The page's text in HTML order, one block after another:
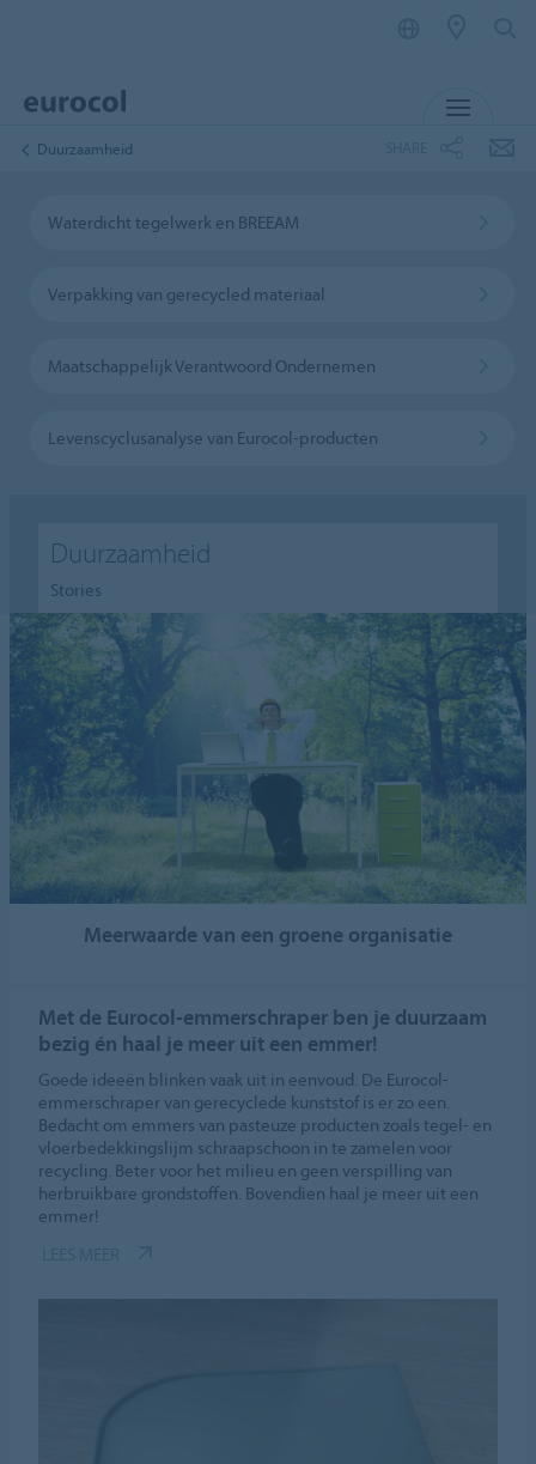
Duurzaamheid
Waterdicht tegelwerk en BREEAM
Verpakking van gerecycled materiaal
Maatschappelijk Verantwoord Ondernemen
Levenscyclusanalyse van Eurocol-producten
Duurzaamheid
Stories
Meerwaarde van een groene organisatie
Met de Eurocol-emmerschraper ben je duurzaam
bezig én haal je meer uit een emmer!
Goede ideeën blinken vaak uit in eenvoud. De Eurocol-
emmerschraper van gerecyclede kunststof is er zo een.
Bedacht om emmers van pasteuze producten zoals tegel- en
vloerbedekkingslijm schraapschoon in te zamelen voor
recycling. Beter voor het milieu en geen verspilling van
herbruikbare grondstoffen. Bovendien haal je meer uit een
emmer!